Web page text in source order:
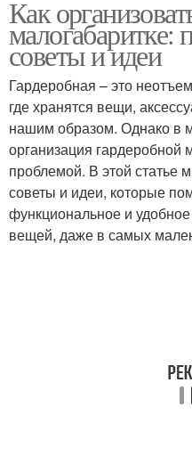
Держатель для лампы
Лампы по внешнему
оформлению
Как
малогабаритке:
советы и идеи
Гардеробная – это
где хранятся вещи,
нашим образом. Однако в
организация гардеробной
проблемой. В этой статье
советы и идеи, которые
функциональное и
вещей, даже в самых